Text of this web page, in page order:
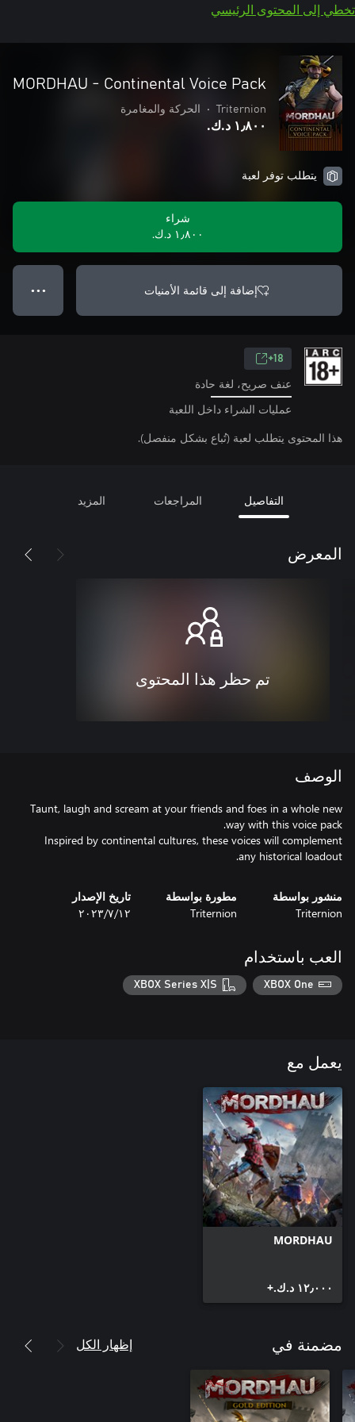
تخطي إلى المحتوى الرئيسي
MORDHAU - Continental Voice Pack
Triternion
• الحركة والمغامرة
١٫٨٠٠ د.ك.‏
يتطلب توفر لعبة
شراء
١٫٨٠٠ د.ك.‏
إضافة إلى قائمة الأمنيات ● ● ●
18+
عنف صريح، لغة حادة
عمليات الشراء داخل اللعبة
هذا المحتوى يتطلب لعبة (تُباع بشكل منفصل).
التفاصيل المراجعات المزيد
المعرض
تم حظر هذا المحتوى
الوصف
Taunt, laugh and scream at your friends and foes in a whole new
Inspired by continental cultures, these voices will complement
any historical loadout.
منشور بواسطة
Triternion
مطورة بواسطة
Triternion
تاريخ الإصدار
١٢‏/٧‏/٢٠٢٣
العب باستخدام
XBOX One
XBOX Series X|S
يعمل مع
MORDHAU
١٢٫٠٠٠ د.ك.‏+
مضمنة في إظهار الكل